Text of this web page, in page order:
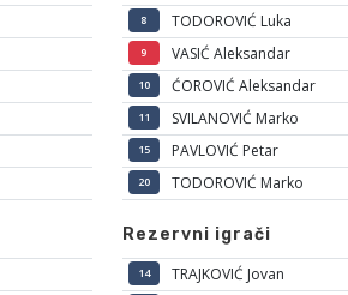
8 TODOROVIĆ Luka
9 VASIĆ Aleksandar
10 ĆOROVIĆ Aleksandar
11 SVILANOVIĆ Marko
15 PAVLOVIĆ Petar
20 TODOROVIĆ Marko
Rezervni igrači
14 TRAJKOVIĆ Jovan